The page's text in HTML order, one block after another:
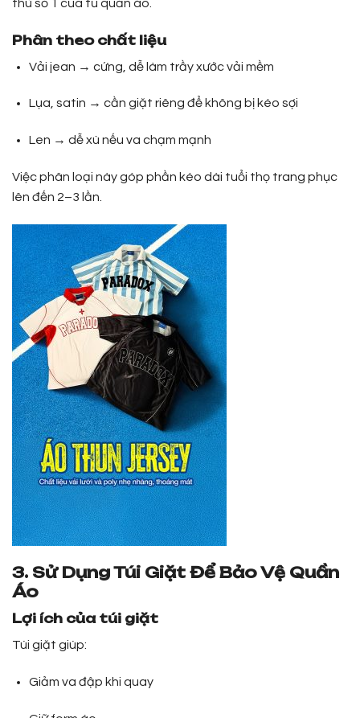
thù số 1 của tủ quần áo.
Phân theo chất liệu
Vải jean → cứng, dễ làm trầy xước vải mềm
Lụa, satin → cần giặt riêng để không bị kéo sợi
Len → dễ xù nếu va chạm mạnh
Việc phân loại này góp phần kéo dài tuổi thọ trang phục
lên đến 2–3 lần.
3. Sử Dụng Túi Giặt Để Bảo Vệ Quần
Áo
Lợi ích của túi giặt
Túi giặt giúp:
Giảm va đập khi quay